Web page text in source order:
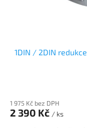
1DIN / 2DIN
1 975 Kč bez DPH
2 390 Kč / ks